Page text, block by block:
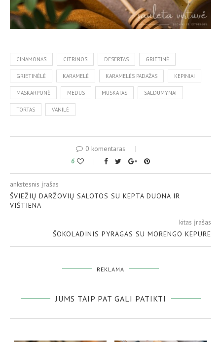
CINAMONAS CITRINOS DESERTAS GRIETINĖ
GRIETINĖLĖ KARAMELĖ KARAMELĖS PADAŽAS KEPINIAI
MASKARPONĖ MEDUS MUSKATAS SALDUMYNAI
TORTAS VANILĖ
0 komentaras
6
ankstesnis įrašas
ŠVIEŽIŲ DARŽOVIŲ SALOTOS SU KEPTA DUONA IR
VIŠTIENA
kitas įrašas
ŠOKOLADINIS PYRAGAS SU MORENGO KEPURE
REKLAMA
JUMS TAIP PAT GALI PATIKTI